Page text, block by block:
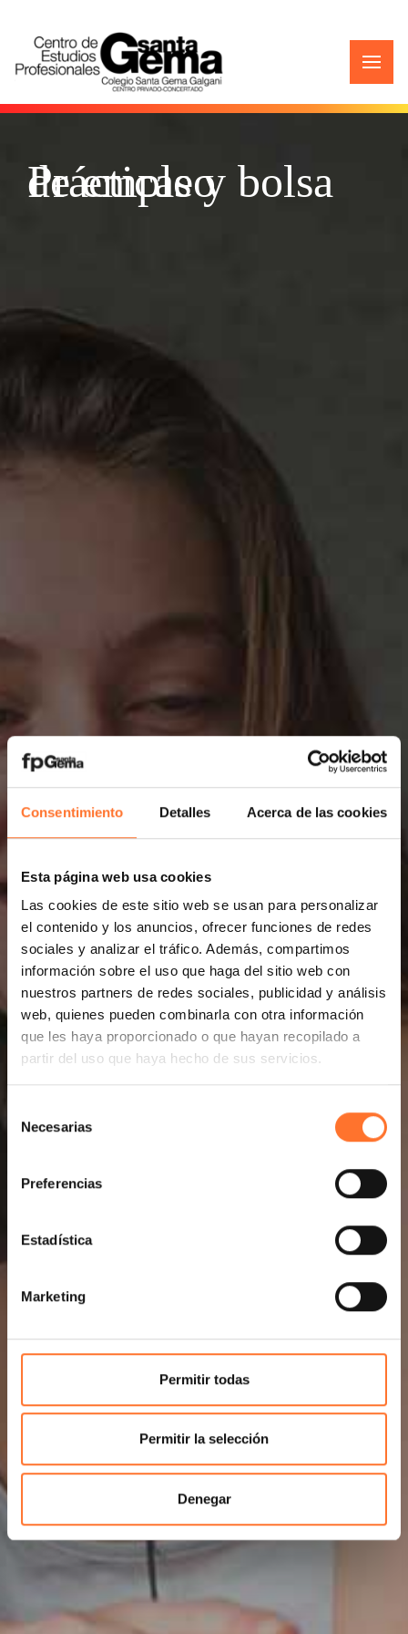
Consentimiento Detalles Acerca de las cookies
Esta página web usa cookies
Las cookies de este sitio web se usan para personalizar
el contenido y los anuncios, ofrecer funciones de redes
sociales y analizar el tráfico. Además, compartimos
información sobre el uso que haga del sitio web con
nuestros partners de redes sociales, publicidad y análisis
web, quienes pueden combinarla con otra información
que les haya proporcionado o que hayan recopilado a
partir del uso que haya hecho de sus servicios.
Necesarias
Preferencias
Estadística
Marketing
Permitir todas
Permitir la selección
Denegar
Prácticas y bolsa de empleo